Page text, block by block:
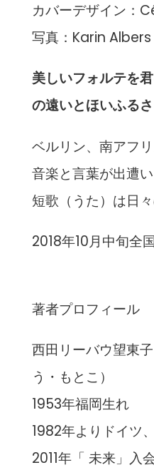
カバーデザイン：
写真：Karin Albers
美しいフォルテを
の遠いとほいふる
ベルリン、南アフ
音楽と言葉が出遭
短歌（うた）は日
2018年10月中旬全
著者プロフィール
西田リーバウ望東
う・もとこ）
1953年福岡生れ
1982年よりドイツ
2011年「 未来」入